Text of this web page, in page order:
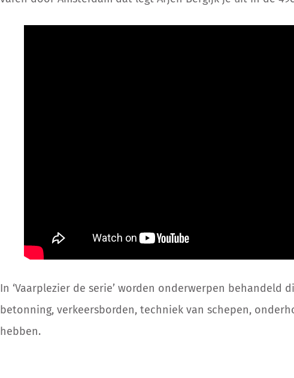
In ‘Vaarplezier de serie’ worden onderwerpen behandeld
betonning, verkeersborden, techniek van schepen,
hebben.